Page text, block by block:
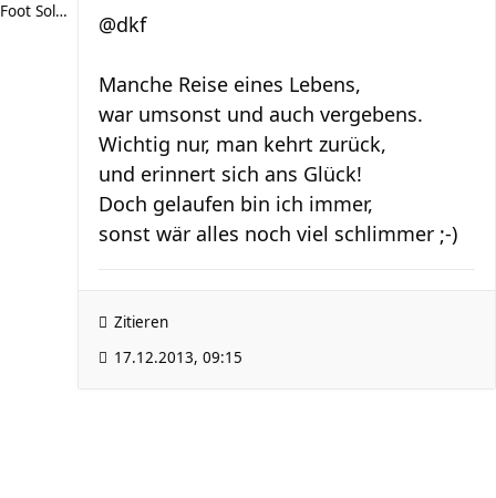
Foot Soldier @dkf
Manche Reise eines Lebens,
war umsonst und auch vergebens.
Wichtig nur, man kehrt zurück,
und erinnert sich ans Glück!
Doch gelaufen bin ich immer,
sonst wär alles noch viel schlimmer ;-)
Zitieren
17.12.2013, 09:15